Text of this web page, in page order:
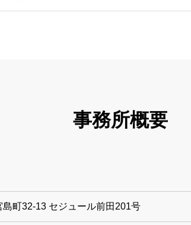
事務所概要
町32-13 セジュール前田201号